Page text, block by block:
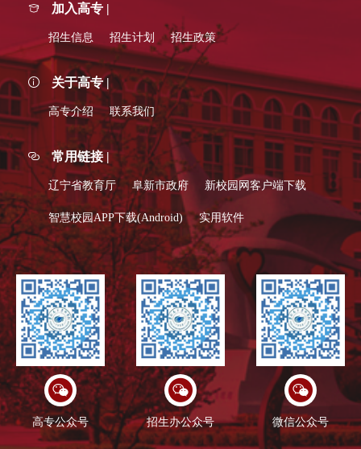
加入高专 |
招生信息 招生计划 招生政策
关于高专 |
高专介绍 联系我们
常用链接 |
辽宁省教育厅 阜新市政府 新校园网客户端下载
智慧校园APP下载(Android) 实用软件
高专公众号 招生办公众号 微信公众号